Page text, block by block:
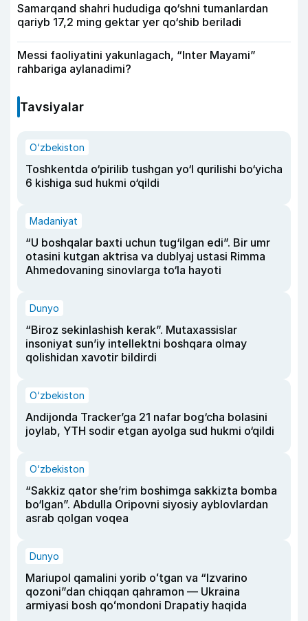
Samarqand shahri hududiga qo‘shni tumanlardan
qariyb 17,2 ming gektar yer qo‘shib beriladi
Messi faoliyatini yakunlagach, “Inter Mayami”
rahbariga aylanadimi?
Tavsiyalar
O‘zbekiston
Toshkentda o‘pirilib tushgan yo‘l qurilishi bo‘yicha
6 kishiga sud hukmi o‘qildi
Madaniyat
“U boshqalar baxti uchun tug‘ilgan edi”. Bir umr
otasini kutgan aktrisa va dublyaj ustasi Rimma
Ahmedovaning sinovlarga to‘la hayoti
Dunyo
“Biroz sekinlashish kerak”. Mutaxassislar
insoniyat sun’iy intellektni boshqara olmay
qolishidan xavotir bildirdi
O‘zbekiston
Andijonda Tracker’ga 21 nafar bog‘cha bolasini
joylab, YTH sodir etgan ayolga sud hukmi o‘qildi
O‘zbekiston
“Sakkiz qator she’rim boshimga sakkizta bomba
bo‘lgan”. Abdulla Oripovni siyosiy ayblovlardan
asrab qolgan voqea
Dunyo
Mariupol qamalini yorib oʻtgan va “Izvarino
qozoni”dan chiqqan qahramon — Ukraina
armiyasi bosh qoʻmondoni Drapatiy haqida